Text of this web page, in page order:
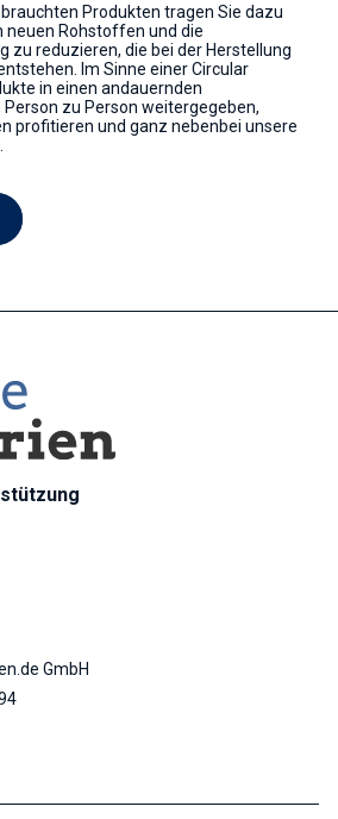
Produkten tragen Sie dazu
neuen Rohstoffen und die
zu reduzieren, die bei der Herstellung
Im Sinne einer Circular
in einen andauernden
zu Person weitergegeben,
profitieren und ganz nebenbei unsere
GmbH